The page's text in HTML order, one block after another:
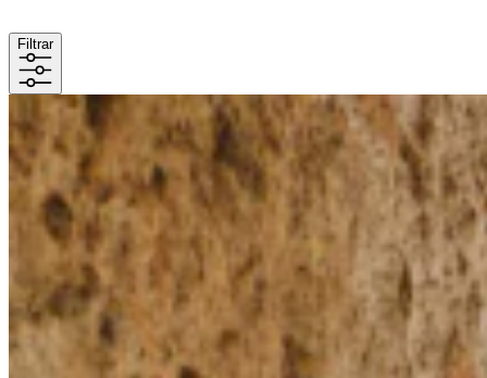
Filtrar